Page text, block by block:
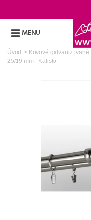
MENU
Úvod > Kovové galvanizované
25/19 mm - Kalisto